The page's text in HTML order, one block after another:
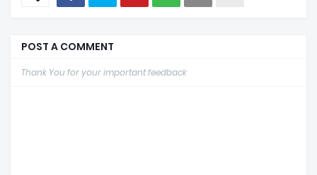
POST A COMMENT
Thank You for your important feedback